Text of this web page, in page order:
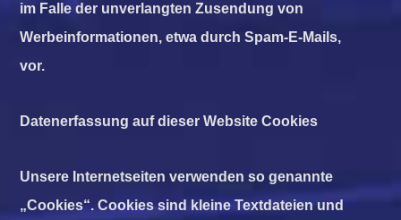
im Falle der unverlangten Zusendung von
Werbeinformationen, etwa durch Spam-E-Mails,
vor.
Datenerfassung auf dieser Website Cookies
Unsere Internetseiten verwenden so genannte
„Cookies“. Cookies sind kleine Textdateien und